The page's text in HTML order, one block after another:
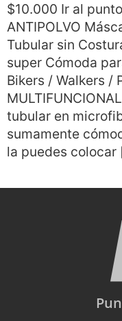
$10.000 Ir al
ANTIPOLVO
Tubular sin
super Cómoda
Bikers / Walkers /
tubular en
sumamente
la puedes